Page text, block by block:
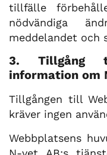
tillfälle
nödvändiga
meddelandet och
3. Tillgång
information om
Tillgången till
kräver ingen
Webbplatsens